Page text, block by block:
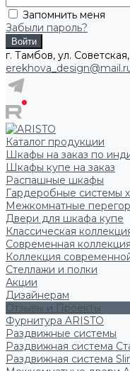
Запомнить меня
Забыли пароль?
г. Тамбов, ул.
Каталог продукции
Шкафы на заказ по
Шкафы купе на заказ
Распашные шкафы
Гардеробные системы
Межкомнатные
Двери для шкафа купе
Классическая
Современная коллекция
Коллекция
Стеллажи и полки
Акции
Дизайнерам
Отзывы и Проекты
Фурнитура ARISTO
Раздвижные системы
Раздвижная система
Раздвижная система